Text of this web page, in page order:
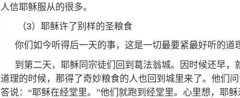
人信耶稣服从的很多。
（3）耶稣许了别样的圣粮食
你们如今听得后一天的事，这是一切最要紧最好听的道
到第二天，耶稣同宗徒们回到葛法翁城。因时候还早，
道理的时候，那得了奇妙粮食的人也回到城里来了。他们
答说：“耶稣在经堂里。”他们就跑到经堂里。心里想，耶